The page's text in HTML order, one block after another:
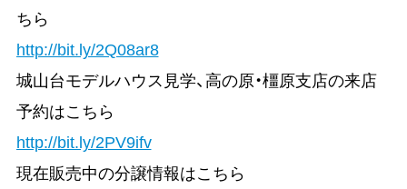
ちら
http://bit.ly/2Q08ar8
城山台モデルハウス見学、高の原・橿原支店の来店
予約はこちら
http://bit.ly/2PV9ifv
現在販売中の分譲情報はこちら